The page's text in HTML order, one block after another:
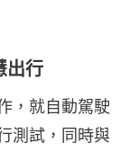
出行
，就自動駕駛
測試，同時與